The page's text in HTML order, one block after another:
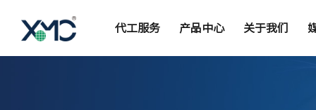
代工服务 产品中心 关于我们